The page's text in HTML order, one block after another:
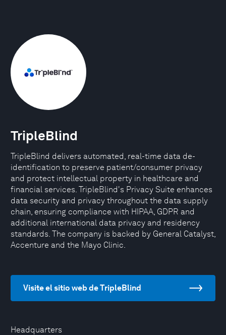
Headquarters
TripleBlind
TripleBlind delivers automated, real-time data de-
identification to preserve patient/consumer privacy
and protect intellectual property in healthcare and
financial services. TripleBlind's Privacy Suite enhances
data security and privacy throughout the data supply
chain, ensuring compliance with HIPAA, GDPR and
additional international data privacy and residency
standards. The company is backed by General Catalyst,
Accenture and the Mayo Clinic.
Visite el sitio web de TripleBlind